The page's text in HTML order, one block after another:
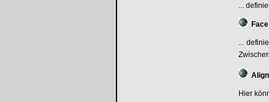
...
...
Hier